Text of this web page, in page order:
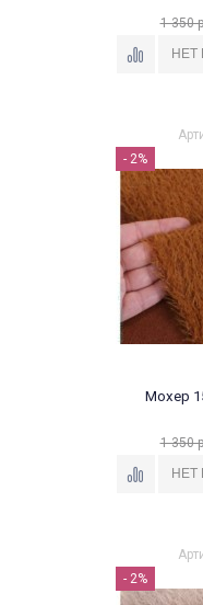
1 350
- 2%
Мохер
1 350
- 2%